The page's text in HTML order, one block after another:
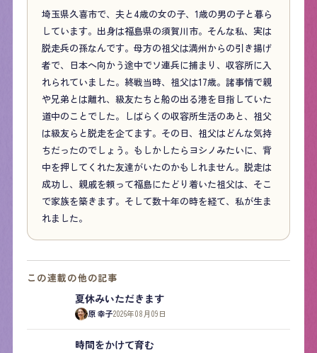
埼玉県久喜市で、夫と4歳の女の子、1歳の男の子と暮ら
しています。出身は福島県の須賀川市。そんな私、実は
脱走兵の孫なんです。母方の祖父は満州からの引き揚げ
者で、日本へ向かう途中でソ連兵に捕まり、収容所に入
れられていました。終戦当時、祖父は17歳。諸事情で親
や兄弟とは離れ、級友たちと船の出る港を目指していた
道中のことでした。しばらくの収容所生活のあと、祖父
は級友らと脱走を企てます。その日、祖父はどんな気持
ちだったのでしょう。もしかしたらヨシノみたいに、背
中を押してくれた友達がいたのかもしれません。脱走は
成功し、親戚を頼って福島にたどり着いた祖父は、そこ
で家族を築きます。そして数十年の時を経て、私が生ま
れました。
この連載の他の記事
夏休みいただきます
原 幸子2026年08月09日
時間をかけて育む